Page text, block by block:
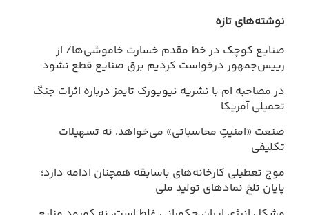
نوشته‌های تازه
صنایع کوچک در خط مقدم خسارت خاموشی‌ها/ از
رییس‌جمهور درخواست کردیم برق صنایع قطع نشود
در مصاحبه ام با نشریه نیویورک تایمز درباره اثرات جنگ
تحمیلی آمریکا
صنعت «امنیتِ محاسباتی» می‌خواهد، نه تسهیلات
تکلیفی
موج تعطیلی کارخانه‌های باسابقه همچنان ادامه دارد؛
پایان تلخ نمادهای تولید ملی